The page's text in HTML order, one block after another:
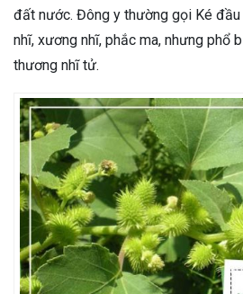
đất nước. Đông y thường gọi Ké
nhĩ, xương nhĩ, phắc ma, nhưng phổ
thương nhĩ tử.